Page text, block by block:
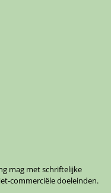
mag met schriftelijke
commerciële doeleinden.